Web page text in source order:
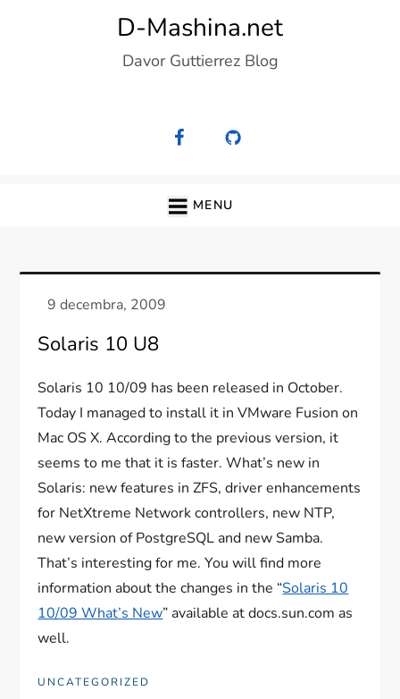
D-Mashina.net
Davor Guttierrez Blog
MENU
Solaris 10 U8
Solaris 10 10/09 has been released in October.
Today I managed to install it in VMware Fusion on
Mac OS X. According to the previous version, it
seems to me that it is faster. What’s new in
Solaris: new features in ZFS, driver enhancements
for NetXtreme Network controllers, new NTP,
new version of PostgreSQL and new Samba.
That’s interesting for me. You will find more
information about the changes in the “Solaris 10
10/09 What’s New” available at docs.sun.com as
well.
UNCATEGORIZED